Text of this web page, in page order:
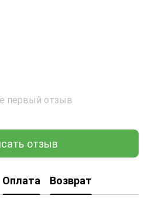
первый отзыв
отзыв
Оплата Возврат